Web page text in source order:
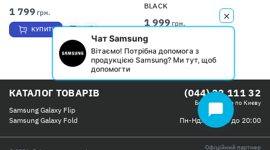
1 799 грн.
КУПИТИ
BLACK
1 999 грн.
КАТАЛОГ ТОВАРІВ
Samsung Galaxy Flip
Samsung Galaxy Fold
(044) 32 111 32
Безкоштовно по Києву
Пн-Нд: с 09:00 до 20:00
Офіційний партнер
Чат Samsung
Вітаємо! Потрібна допомога з
продукцією Samsung? Ми тут, щоб
допомогти
chat_bubble